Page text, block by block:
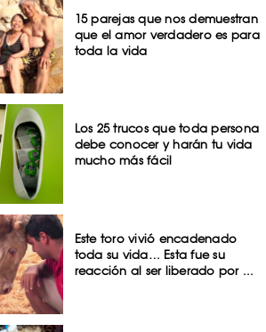
15 parejas que nos demuestran
que el amor verdadero es para
toda la vida
Los 25 trucos que toda persona
debe conocer y harán tu vida
mucho más fácil
Este toro vivió encadenado
toda su vida… Esta fue su
reacción al ser liberado por ...